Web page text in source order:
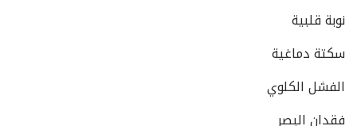
نوبة قلبية
سكتة دماغية
الفشل الكلوي
فقدان البصر